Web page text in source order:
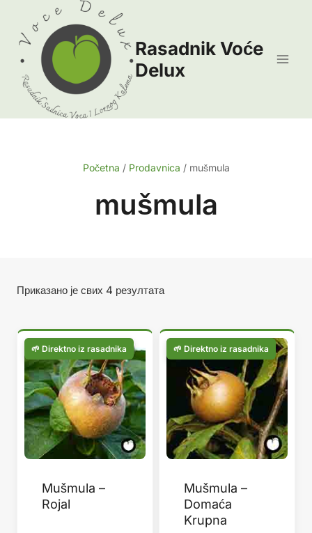
content
Rasadnik Voće
Delux
Početna / Prodavnica / mušmula
mušmula
Приказано је свих 4 резултатаСортирано
популарности
Mušmula –
Rojal
Mušmula –
Domaća
Krupna